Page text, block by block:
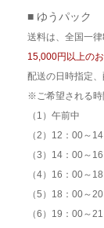
■ ゆうパック
送料は、全国一
15,000円以上の
配送の日時指定
※ご希望される時
（1）午前中
（2）12：00～
（3）14：00～
（4）16：00～
（5）18：00～
（6）19：00～